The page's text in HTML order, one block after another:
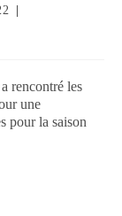
rencontré les
une
pour la saison